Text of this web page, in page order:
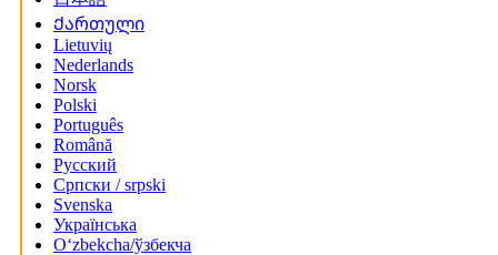
Ქართული
Lietuvių
Nederlands
Norsk
Polski
Português
Română
Русский
Српски / srpski
Svenska
Українська
Oʻzbekcha/ўзбекча